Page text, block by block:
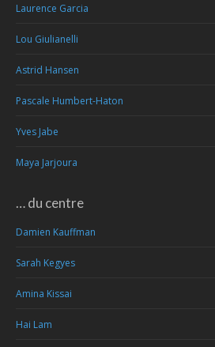
Laurence Garcia
Lou Giulianelli
Astrid Hansen
Pascale Humbert-Haton
Yves Jabe
Maya Jarjoura
… du centre
Damien Kauffman
Sarah Kegyes
Amina Kissai
Hai Lam